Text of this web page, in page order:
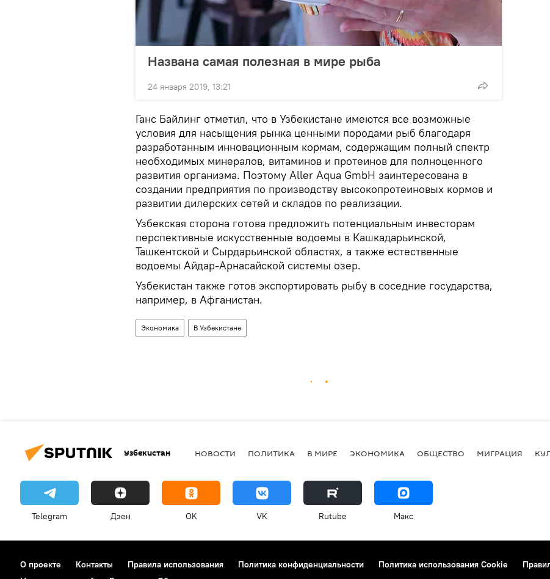
Названа самая полезная в мире рыба
24 января 2019, 13:21
Ганс Байлинг отметил, что в Узбекистане имеются все возможные
условия для насыщения рынка ценными породами рыб благодаря
разработанным инновационным кормам, содержащим полный спектр
необходимых минералов, витаминов и протеинов для полноценного
развития организма. Поэтому Aller Aqua GmbH заинтересована в
создании предприятия по производству высокопротеиновых кормов и
развитии дилерских сетей и складов по реализации.
Узбекская сторона готова предложить потенциальным инвесторам
перспективные искусственные водоемы в Кашкадарьинской,
Ташкентской и Сырдарьинской областях, а также естественные
водоемы Айдар-Арнасайской системы озер.
Узбекистан также готов экспортировать рыбу в соседние государства,
например, в Афганистан.
Экономика В Узбекистане
Узбекистан НОВОСТИ ПОЛИТИКА В МИРЕ ЭКОНОМИКА ОБЩЕСТВО МИГРАЦИЯ
Telegram Дзен OK VK Rutube Макс
О проекте Контакты Правила использования Политика конфиденциальности Политика использования Cookie